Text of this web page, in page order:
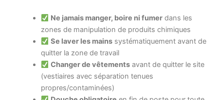
Ne jamais manger, boire ni fumer dans les
zones de manipulation de produits chimiques
Se laver les mains systématiquement avant de
quitter la zone de travail
Changer de vêtements avant de quitter le site
(vestiaires avec séparation tenues
propres/contaminées)